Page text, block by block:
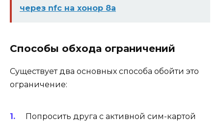
через nfc на хонор 8а
Способы обхода ограничений
Существует два основных способа обойти это
ограничение:
Попросить друга с активной сим-картой